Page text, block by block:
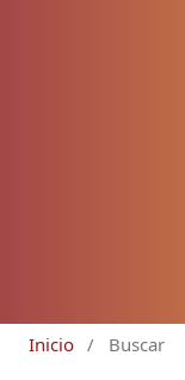
Inicio / Buscar